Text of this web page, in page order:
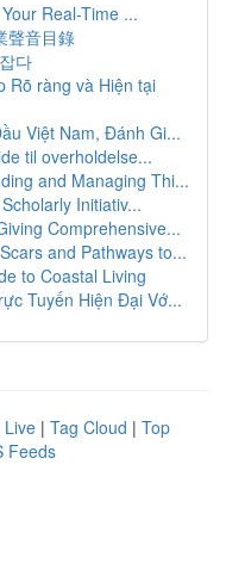
Real-Time ...
聲音目錄
다
Rõ ràng và Hiện tại
Việt Nam, Đánh Gi...
til overholdelse...
and Managing Thi...
Initiativ...
Comprehensive...
and Pathways to...
to Coastal Living
Tuyến Hiện Đại Vớ...
Live | Tag Cloud | Top
Feeds